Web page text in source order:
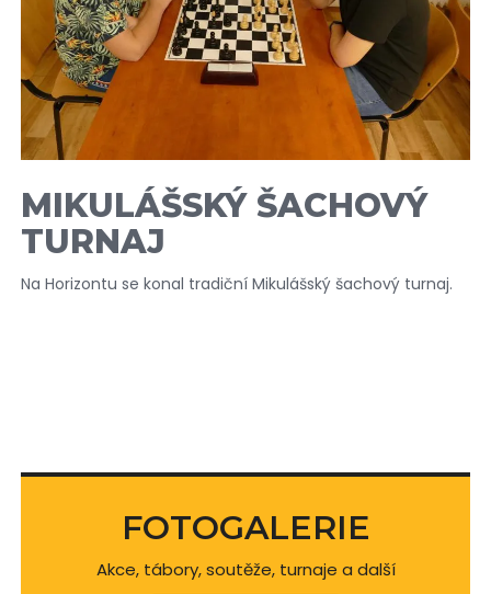
MIKULÁŠSKÝ ŠACHOVÝ
TURNAJ
Na Horizontu se konal tradiční Mikulášský šachový turnaj.
FOTOGALERIE
Akce, tábory, soutěže, turnaje a další